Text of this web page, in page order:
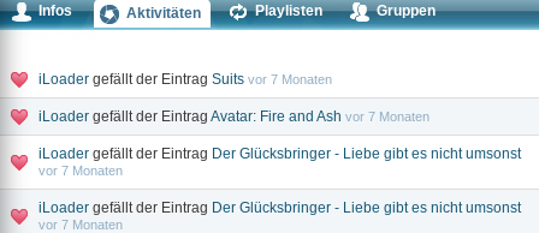
Infos Aktivitäten Playlisten
Gruppen
iLoader gefällt der Eintrag Suits vor 7 Monaten
iLoader gefällt der Eintrag Avatar: Fire and Ash vor 7 Monaten
iLoader gefällt der Eintrag Der Glücksbringer - Liebe gibt es nicht umsonst
vor 7 Monaten
iLoader gefällt der Eintrag Der Glücksbringer - Liebe gibt es nicht umsonst
vor 7 Monaten